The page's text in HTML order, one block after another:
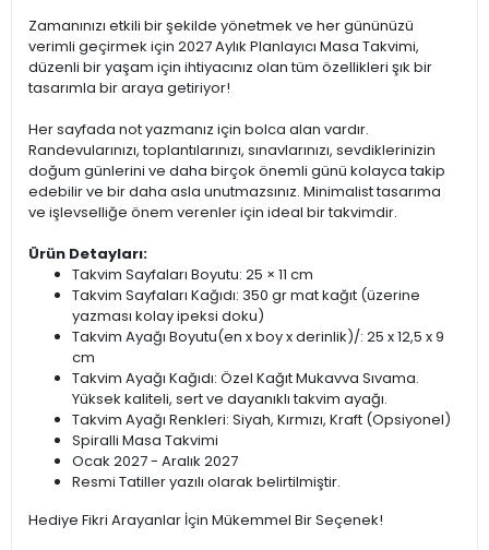
Zamanınızı etkili bir şekilde yönetmek ve her gününüzü
verimli geçirmek için 2027 Aylık Planlayıcı Masa Takvimi,
düzenli bir yaşam için ihtiyacınız olan tüm özellikleri şık bir
tasarımla bir araya getiriyor!
Her sayfada not yazmanız için bolca alan vardır.
Randevularınızı, toplantılarınızı, sınavlarınızı, sevdiklerinizin
doğum günlerini ve daha birçok önemli günü kolayca takip
edebilir ve bir daha asla unutmazsınız. Minimalist tasarıma
ve işlevselliğe önem verenler için ideal bir takvimdir.
Ürün Detayları:
Takvim Sayfaları Boyutu: 25 × 11 cm
Takvim Sayfaları Kağıdı: 350 gr mat kağıt (üzerine
yazması kolay ipeksi doku)
Takvim Ayağı Boyutu(en x boy x derinlik)/: 25 x 12,5 x 9
cm
Takvim Ayağı Kağıdı: Özel Kağıt Mukavva Sıvama.
Yüksek kaliteli, sert ve dayanıklı takvim ayağı.
Takvim Ayağı Renkleri: Siyah, Kırmızı, Kraft (Opsiyonel)
Spiralli Masa Takvimi
Ocak 2027 - Aralık 2027
Resmi Tatiller yazılı olarak belirtilmiştir.
Hediye Fikri Arayanlar İçin Mükemmel Bir Seçenek!